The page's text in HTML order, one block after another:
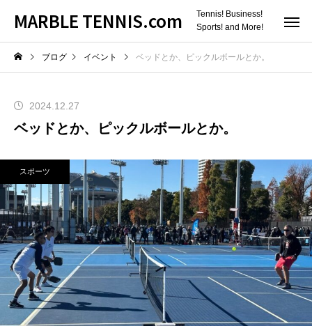
MARBLE TENNIS.com
Tennis! Business!
Sports! and More!
ブログ イベント ベッドとか、ピックルボールとか。
2024.12.27
ベッドとか、ピックルボールとか。
スポーツ